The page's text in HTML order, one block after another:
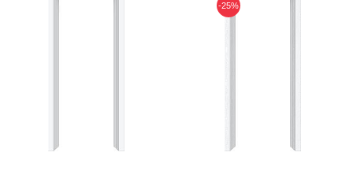
-25%